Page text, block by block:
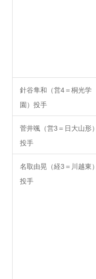
針谷隼和（営4＝桐光学
園）投手
菅井颯（営3＝日大山形）
投手
名取由晃（経3＝川越東）
投手